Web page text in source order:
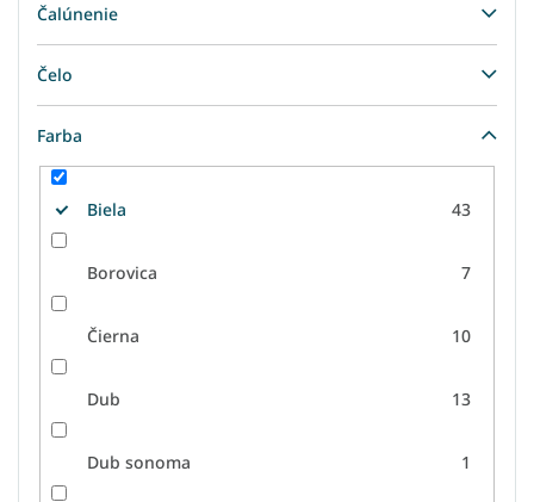
Čalúnenie
Čelo
Farba
Biela 43
Borovica 7
Čierna 10
Dub 13
Dub sonoma 1